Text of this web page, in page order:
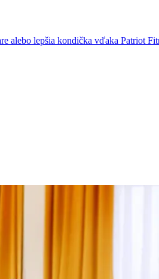
alebo lepšia kondička vďaka Patriot